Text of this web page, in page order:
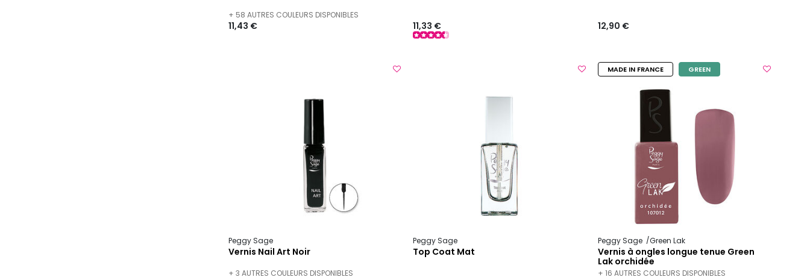
+ 58 AUTRES COULEURS DISPONIBLES
11,43 € 11,33 € 12,90 €
Peggy Sage
Vernis Nail Art Noir
+ 3 AUTRES COULEURS DISPONIBLES
Peggy Sage
Top Coat Mat
MADE IN FRANCE GREEN
Peggy Sage Green Lak
Vernis à ongles longue tenue Green
Lak orchidée
+ 16 AUTRES COULEURS DISPONIBLES